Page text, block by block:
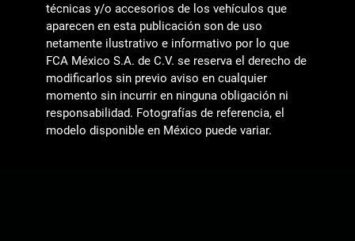
técnicas y/o accesorios de los vehículos que
aparecen en esta publicación son de uso
netamente ilustrativo e informativo por lo que
FCA México S.A. de C.V. se reserva el derecho de
modificarlos sin previo aviso en cualquier
momento sin incurrir en ninguna obligación ni
responsabilidad. Fotografías de referencia, el
modelo disponible en México puede variar.